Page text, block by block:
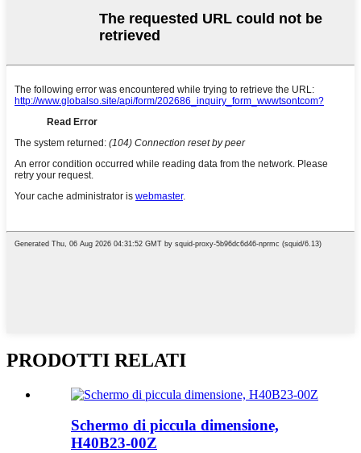
PRODOTTI RELATI
Schermo di piccula dimensione,
H40B23-00Z